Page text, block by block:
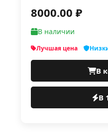
8000.00 ₽
В наличии
Лучшая цена
В
В